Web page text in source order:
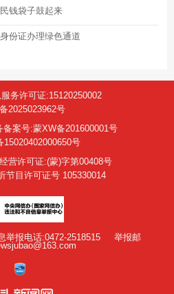
钱袋子鼓起来
份证办理绿色通道
务许可证:15120250002
2025023962号
案号:蒙XW备201600001号
15020402000650号
营许可证:(蒙)字第00408号
节目许可证号 105330014
举报电话:0472-2518515
举报邮